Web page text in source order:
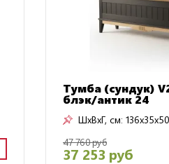
Тумба (сундук)
блэк/антик 24
ШxВxГ, см: 136x35x50
47 760 руб
37 253 руб